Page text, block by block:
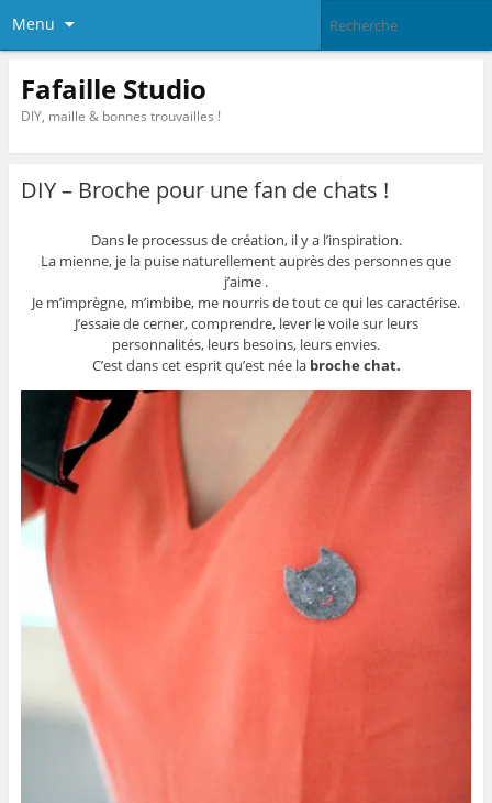
Menu
Fafaille Studio
DIY, maille & bonnes trouvailles !
DIY – Broche pour une fan de chats !
Dans le processus de création, il y a l’inspiration.
La mienne, je la puise naturellement auprès des personnes que
j’aime .
Je m’imprègne, m’imbibe, me nourris de tout ce qui les caractérise.
J’essaie de cerner, comprendre, lever le voile sur leurs
personnalités, leurs besoins, leurs envies.
C’est dans cet esprit qu’est née la broche chat.